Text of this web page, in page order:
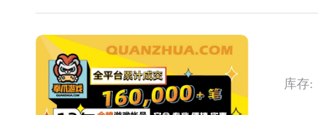
库存: